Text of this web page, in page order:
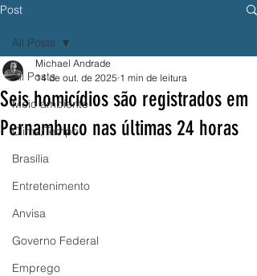
Post
All Posts
Meio ambiente
Clima/Tempo
Brasília
Entretenimento
Anvisa
Governo Federal
Emprego
All Posts
Seis homicídios são registrados em
Pernambuco nas últimas 24 horas
Michael Andrade
14 de out. de 2025 1 min de leitura